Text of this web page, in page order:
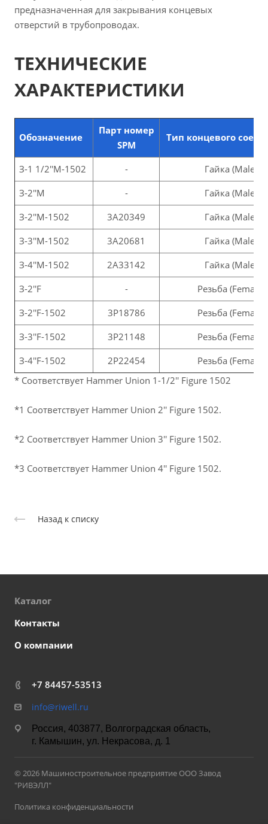
предназначенная для закрывания концевых
отверстий в трубопроводах.
ТЕХНИЧЕСКИЕ
ХАРАКТЕРИСТИКИ
Обозначение
Парт номер
SPM
Тип концевого
З-1 1/2''М-1502 -
Гайка (Male)
З-2''М
-
Гайка (Male)
З-2''М-1502
3A20349
Гайка (Male)
З-3''М-1502
3A20681
Гайка (Male)
З-4''М-1502
2A33142
Гайка (Male)
З-2''F
-
Резьба (Female)
З-2''F-1502
3P18786
Резьба (Female)
З-3''F-1502
3P21148
Резьба (Female)
З-4''F-1502
2P22454
Резьба (Female)
* Соответствует Hammer Union 1-1/2'' Figure 1502
*1 Соответствует Hammer Union 2'' Figure 1502.
*2 Соответствует Hammer Union 3'' Figure 1502.
*3 Соответствует Hammer Union 4'' Figure 1502.
Назад к списку
Каталог
Контакты
О компании
+7 84457-53513
info@riwell.ru
Россия, 403877, Волгоградская область,
г. Камышин, ул. Некрасова, д. 1
© 2026 Машиностроительное предприятие ООО Завод
"РИВЭЛЛ"
Политика конфиденциальности